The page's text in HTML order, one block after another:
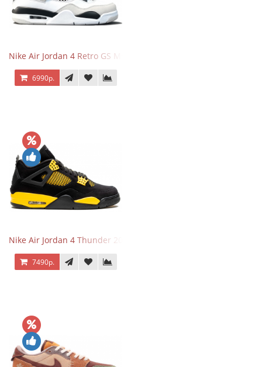
Nike Air Jordan 4 Retro GS Military Black
6990р.
Nike Air Jordan 4 Thunder 2023
7490р.